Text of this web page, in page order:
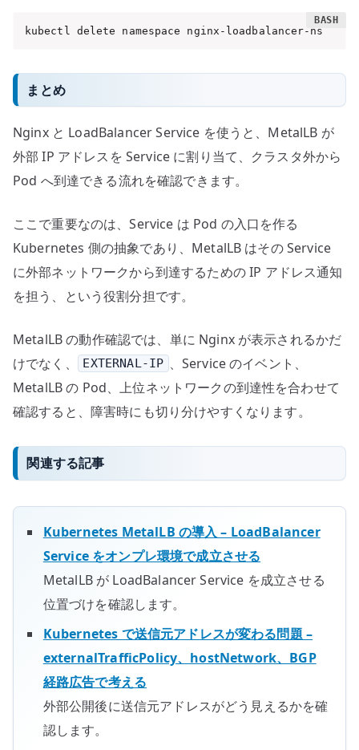
kubectl delete namespace nginx-loadbalancer-ns
まとめ
Nginx と LoadBalancer Service を使うと、MetalLB が
外部 IP アドレスを Service に割り当て、クラスタ外から
Pod へ到達できる流れを確認できます。
ここで重要なのは、Service は Pod の入口を作る
Kubernetes 側の抽象であり、MetalLB はその Service
に外部ネットワークから到達するための IP アドレス通知
を担う、という役割分担です。
MetalLB の動作確認では、単に Nginx が表示されるかだ
けでなく、
EXTERNAL-IP 、Service のイベント、
MetalLB の Pod、上位ネットワークの到達性を合わせて
確認すると、障害時にも切り分けやすくなります。
関連する記事
Kubernetes MetalLB の導入 – LoadBalancer
Service をオンプレ環境で成立させる
MetalLB が LoadBalancer Service を成立させる
位置づけを確認します。
Kubernetes で送信元アドレスが変わる問題 –
externalTrafficPolicy、hostNetwork、BGP
経路広告で考える
外部公開後に送信元アドレスがどう見えるかを確
認します。